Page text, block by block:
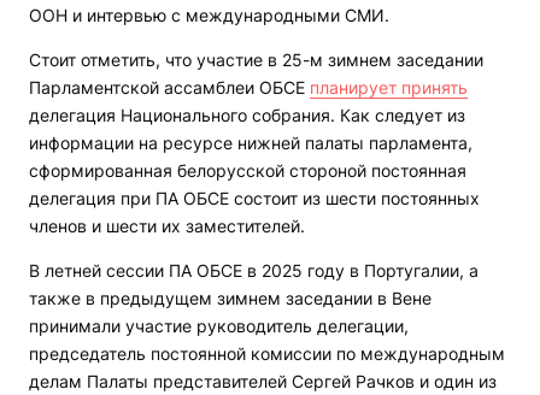
ООН и интервью с международными СМИ.
Стоит отметить, что участие в 25-м зимнем заседании
Парламентской ассамблеи ОБСЕ планирует принять
делегация Национального собрания. Как следует из
информации на ресурсе нижней палаты парламента,
сформированная белорусской стороной постоянная
делегация при ПА ОБСЕ состоит из шести постоянных
членов и шести их заместителей.
В летней сессии ПА ОБСЕ в 2025 году в Португалии, а
также в предыдущем зимнем заседании в Вене
принимали участие руководитель делегации,
председатель постоянной комиссии по международным
делам Палаты представителей Сергей Рачков и один из